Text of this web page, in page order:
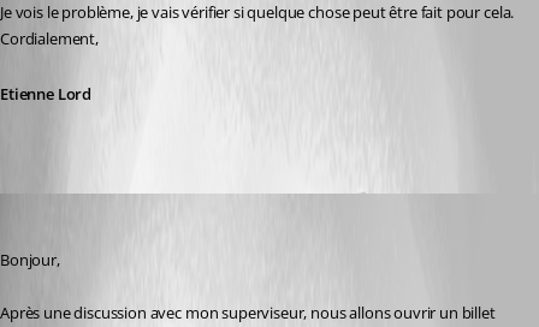
Je vois le problème, je vais vérifier si quelque chose peut être fait pour cela.
Cordialement,
Etienne Lord
Bonjour,
Après une discussion avec mon superviseur, nous allons ouvrir un billet